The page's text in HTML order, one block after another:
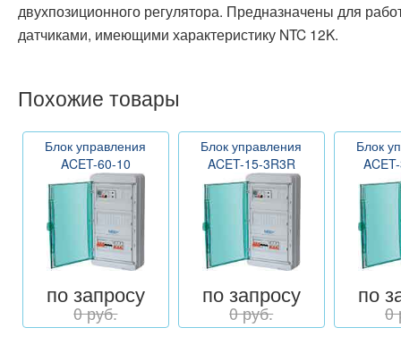
двухпозиционного регулятора. Предназначены для
датчиками, имеющими характеристику NTC 12K.
Похожие товары
Блок управления
ACET-60-10
по запросу
0 руб.
Блок управления
ACET-15-3R3R
по запросу
0 руб.
Блок
по
0